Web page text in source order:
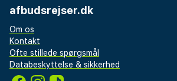
afbudsrejser.dk
Om os
Kontakt
Ofte stillede spørgsmål
Databeskyttelse & sikkerhed